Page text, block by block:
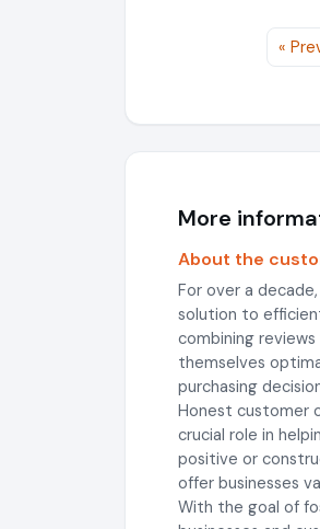
«
More
About the
For over a
solution to
combining reviews
themselves
purchasing
Honest customer
crucial role in
positive or
offer businesses
With the goal of